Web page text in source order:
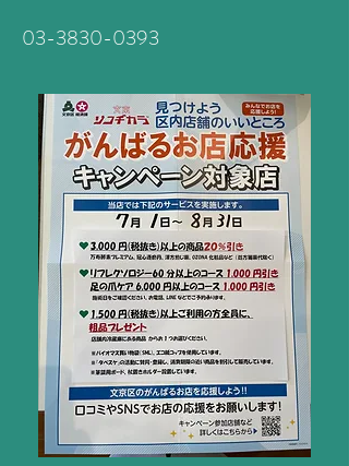
03-3830-0393